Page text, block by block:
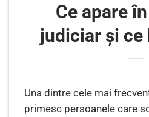
Ce apare
judiciar și ce
Una dintre cele mai
primesc persoanele care